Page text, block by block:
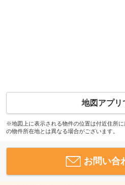
地図アプリ
※地図上に表示される物件の位置は付近住所
の物件所在地とは異なる場合がございます。
お問い合